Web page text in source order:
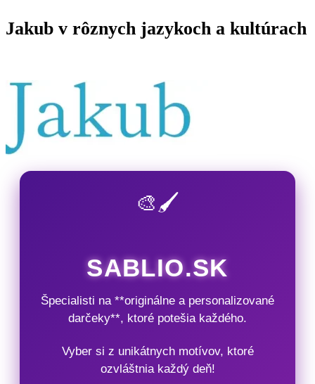
Jakub v rôznych jazykoch a kultúrach
🎨🖌️
SABLIO.SK
Špecialisti na **originálne a personalizované
darčeky**, ktoré potešia každého.
Vyber si z unikátnych motívov, ktoré
ozvláštnia každý deň!